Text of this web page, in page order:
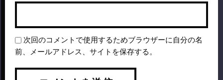
次回のコメントで使用するためブラウザーに自分の名
前、メールアドレス、サイトを保存する。